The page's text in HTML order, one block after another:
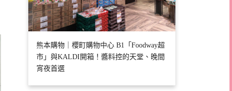
熊本購物｜櫻町購物中心 B1「Foodway超
市」與KALDI開箱！醬料控的天堂、晚間
宵夜首選